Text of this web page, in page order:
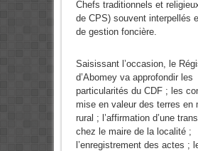
Chefs traditionnels et
de CPS) souvent interpellés
de gestion foncière.
Saisissant l’occasion, le
d’Abomey va approfondir les
particularités du CDF ; les
mise en valeur des terres en
rural ; l’affirmation d’une
chez le maire de la localité ;
l’enregistrement des actes ;